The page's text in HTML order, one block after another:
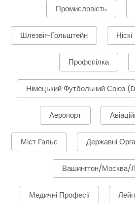
Промисловість
Шлезвіг-Гольштейн Ніскі
Профспілка
Німецький Футбольний Союз
Аеропорт
Міст Гальс Державні
Вашингтон/Москва/
Медичні Професії